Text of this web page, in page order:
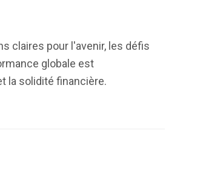
claires pour l'avenir, les défis
globale est
la solidité financière.